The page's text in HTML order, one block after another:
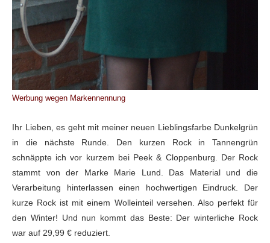
Werbung wegen Markennennung
Ihr Lieben, es geht mit meiner neuen Lieblingsfarbe Dunkelgrün
in die nächste Runde. Den kurzen Rock in Tannengrün
schnäppte ich vor kurzem bei Peek & Cloppenburg. Der Rock
stammt von der Marke Marie Lund. Das Material und die
Verarbeitung hinterlassen einen hochwertigen Eindruck. Der
kurze Rock ist mit einem Wolleinteil versehen. Also perfekt für
den Winter! Und nun kommt das Beste: Der winterliche Rock
war auf 29,99 € reduziert.